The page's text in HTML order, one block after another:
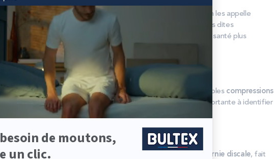
gênants, la plupart de ces fourmillements sont inoffensifs. On les appelle
». Toutefois, il est important de distinguer les paresthésies dites
aucune gravité, de celles qui pourraient révéler une condition de santé plus
du bras engourdi
du bras sont multiples et variées. Elles peuvent aller de simples compressions
ou neurologiques
. L'origine des symptômes est importante à identifier
le meilleur traitement possible.
fréquente en cas de syndrome du canal carpien ou de la hernie discale, fait